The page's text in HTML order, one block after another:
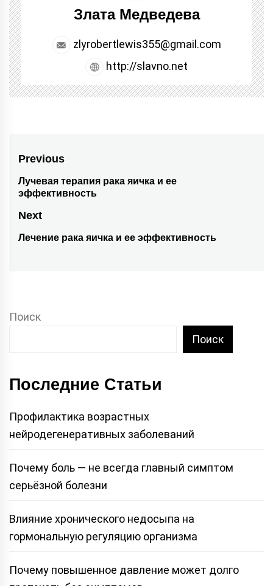
Злата Медведева
zlyrobertlewis355@gmail.com
http://slavno.net
Навигация
по
записям
Previous
Previous
post:
Лучевая терапия рака яичка и ее
эффективность
Next
Next
Лечение рака яичка и ее эффективность
Поиск
Поиск
Последние Статьи
Профилактика возрастных
нейродегенеративных заболеваний
Почему боль — не всегда главный симптом
серьёзной болезни
Влияние хронического недосыпа на
гормональную регуляцию организма
Почему повышенное давление может долго